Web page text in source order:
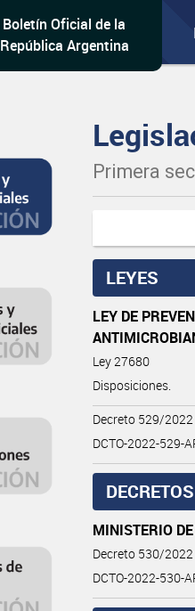
Boletín Oficial de la
República Argentina
Primera
LEYES
LEY DE
Ley 27680
Disposiciones.
Decreto 529/2022
DCTO-2022-529-
DECRETOS
MINISTERIO
Decreto 530/2022
DCTO-2022-530-